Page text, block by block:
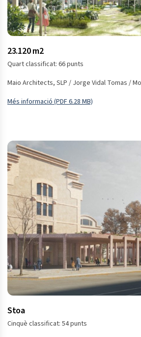
23.120 m2
Quart classificat: 66 punts
Maio Architects, SLP / Jorge Vidal Tomas /
Més informació (PDF 6.28 MB)
Stoa
Cinquè classificat: 54 punts